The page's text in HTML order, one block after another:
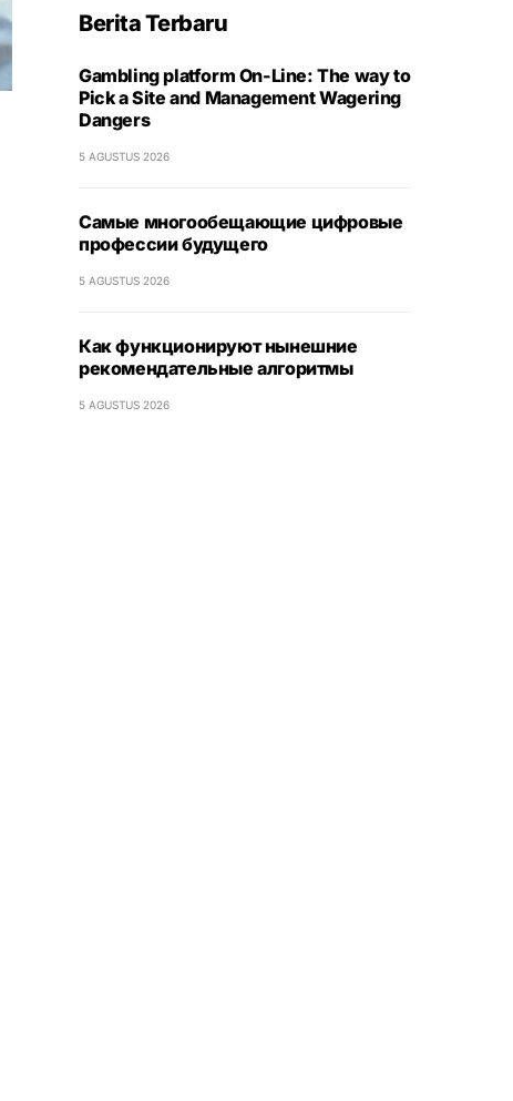
Berita Terbaru
Gambling platform On-Line: The way to
Pick a Site and Management Wagering
Dangers
5 AGUSTUS 2026
Самые многообещающие цифровые
профессии будущего
5 AGUSTUS 2026
Как функционируют нынешние
рекомендательные алгоритмы
5 AGUSTUS 2026